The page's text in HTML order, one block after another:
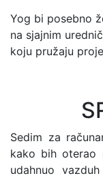
Yog bi posebno
na sjajnim
koju pružaju
Sedim za
kako bih oterao
udahnuo